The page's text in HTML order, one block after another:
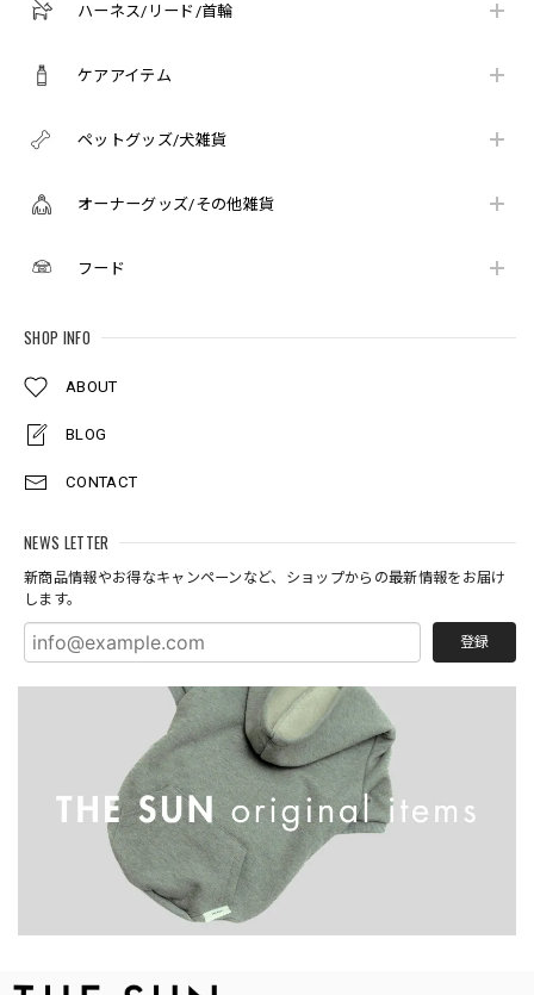
ハーネス/リード/首輪
ケアアイテム
ペットグッズ/犬雑貨
オーナーグッズ/その他雑貨
フード
SHOP INFO
ABOUT
BLOG
CONTACT
NEWS LETTER
新商品情報やお得なキャンペーンなど、ショップからの最新情報をお届け
します。
登録